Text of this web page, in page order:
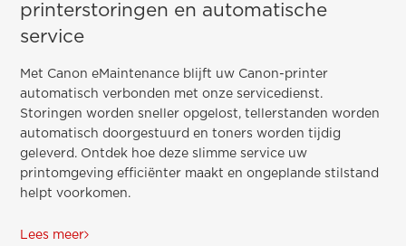
printerstoringen en automatische
service
Met Canon eMaintenance blijft uw Canon-printer
automatisch verbonden met onze servicedienst.
Storingen worden sneller opgelost, tellerstanden worden
automatisch doorgestuurd en toners worden tijdig
geleverd. Ontdek hoe deze slimme service uw
printomgeving efficiënter maakt en ongeplande stilstand
helpt voorkomen.
Lees meer